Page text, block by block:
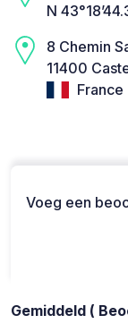
N
8 Chemin
11400
France
Voeg een
Gemiddeld (